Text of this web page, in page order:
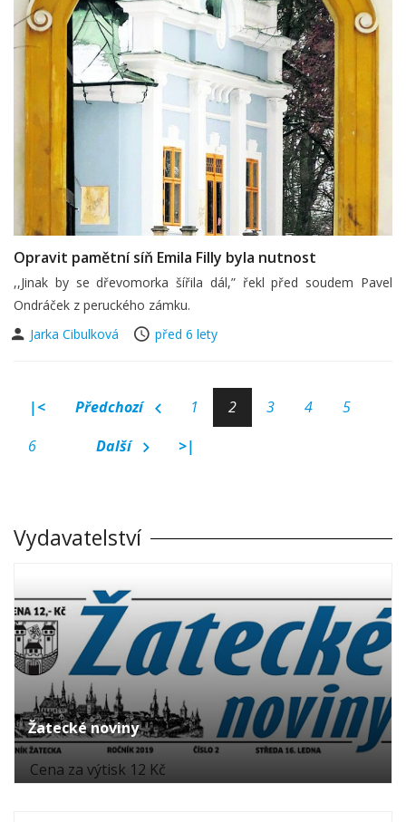
Opravit pamětní síň Emila Filly byla nutnost
,,Jinak by se dřevomorka šířila dál,” řekl před soudem Pavel
Ondráček z peruckého zámku.
Jarka Cibulková
před 6 lety
|< Předchozí 1 2 3 4
5
6
Další >|
Vydavatelství
Žatecké noviny
Cena za výtisk 12 Kč